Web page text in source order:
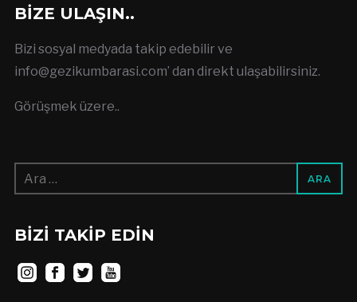
BIZE ULAŞIN..
Bizi sosyal medyada takip edebilir ve
info@gezikumbarasi.com’ dan direkt ulaşabilirsiniz.
Görüşmek üzere..
Arama:
BIZI TAKIP EDIN